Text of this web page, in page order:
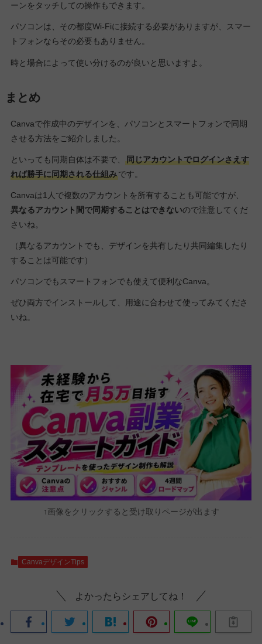
ーンをタッチしての操作もできます。
パソコンは、その都度Wi-Fiに接続する必要がありますが、スマー
トフォンならその必要もありません。
時と場合によって使い分けるのが良いと思いますよ。
まとめ
Canvaで作成中のデザインを、パソコンとスマートフォンで同期
させる方法をご紹介しました。
といっても同期自体は不要で、
同じアカウントでログインさえす
れば勝手に同期される仕組みです。
Canvaは1人で複数のアカウントを所有することも可能ですが、
異なるアカウント間で同期することはできないので注意してくだ
さいね。
（異なるアカウントでも、デザインを共有したり共同編集したり
することは可能です）
パソコンでもスマートフォンでも使えて便利なCanva。
ぜひ両方でインストールして、用途に合わせて使ってみてくださ
いね。
↑画像をクリックすると受け取りページが出ます
CanvaデザインTips
よかったらシェアしてね！